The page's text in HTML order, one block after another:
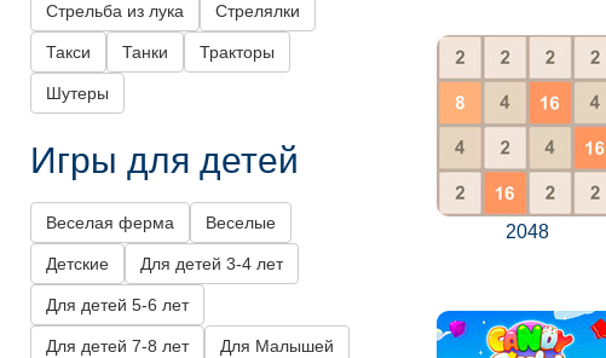
2048
Стрельба из лука Стрелялки
Такси Танки Тракторы
Шутеры
Игры для детей
Веселая ферма Веселые
Детские Для детей 3-4 лет
Для детей 5-6 лет
Для детей 7-8 лет Для Малышей